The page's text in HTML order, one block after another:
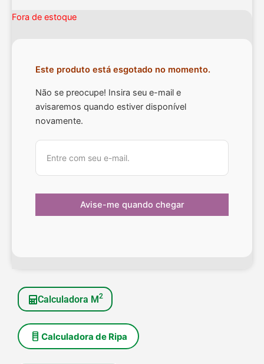
Fora de estoque
Este produto está esgotado no momento.
Não se preocupe! Insira seu e-mail e
avisaremos quando estiver disponível
novamente.
Calculadora M2
Calculadora de Ripa